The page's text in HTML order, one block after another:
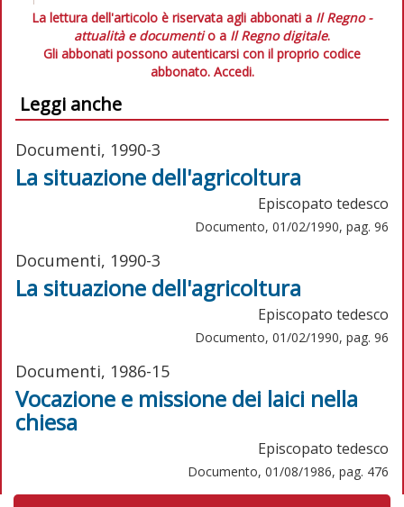
La lettura dell'articolo è riservata agli abbonati a Il Regno -
attualità e documentio a Il Regno digitale.
Gli abbonati possono autenticarsi con il proprio codice
abbonato. Accedi.
Leggi anche
Documenti, 1990-3
La situazione dell'agricoltura
Episcopato tedesco
Documento, 01/02/1990, pag. 96
Documenti, 1990-3
La situazione dell'agricoltura
Episcopato tedesco
Documento, 01/02/1990, pag. 96
Documenti, 1986-15
Vocazione e missione dei laici nella
chiesa
Episcopato tedesco
Documento, 01/08/1986, pag. 476